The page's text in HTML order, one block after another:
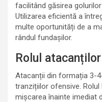
facilitând găsirea
Utilizarea eficientă a
multe oportunități de a
rândul fundașilor.
Rolul
Atacanții din formația 3-
tranzițiilor ofensive.
mișcarea înainte imediat